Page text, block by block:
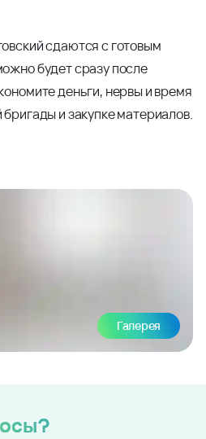
сдаются с готовым
будет сразу после
деньги, нервы и время
и закупке материалов.
Галерея